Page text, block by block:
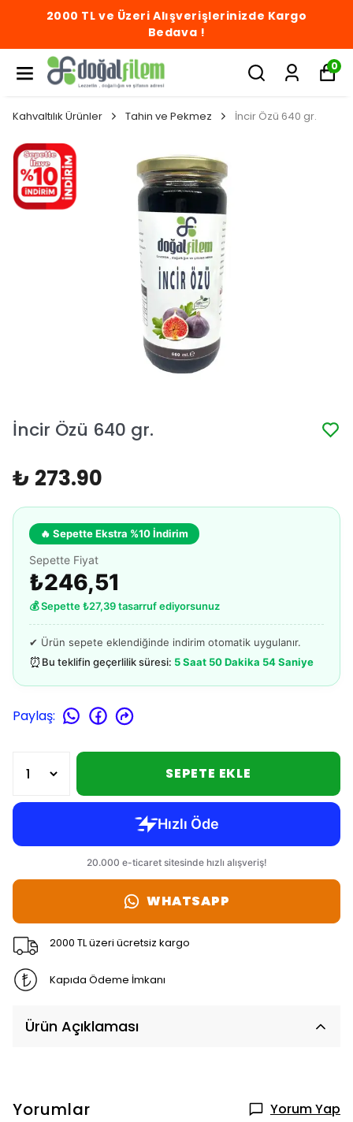
2000 TL ve Üzeri Alışverişlerinizde Kargo
Bedava !
0
Kahvaltılık Ürünler Tahin ve Pekmez İncir Özü 640 gr.
İncir Özü 640 gr.
₺ 273.90
🔥 Sepette Ekstra %10 İndirim
Sepette Fiyat
₺246,51
💰 Sepette ₺27,39 tasarruf ediyorsunuz
✔ Ürün sepete eklendiğinde indirim otomatik uygulanır.
⏰ Bu teklifin geçerlilik süresi: 5 Saat 50 Dakika 54 Saniye
Paylaş:
SEPETE EKLE
WHATSAPP
2000 TL üzeri ücretsiz kargo
Kapıda Ödeme İmkanı
Ürün Açıklaması
Yorumlar Yorum Yap